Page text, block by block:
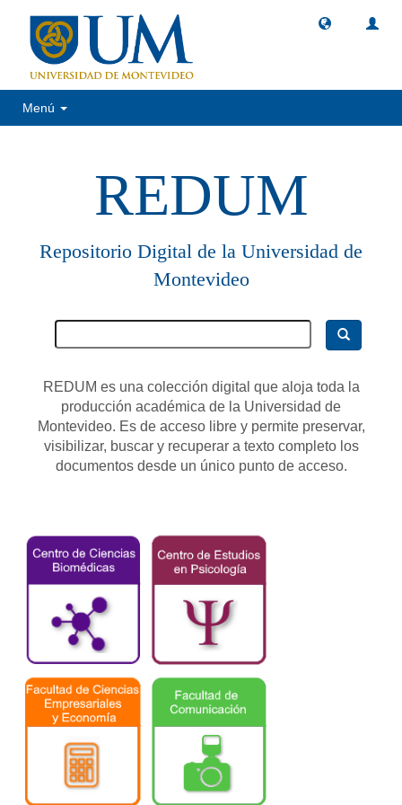
Menú
REDUM
Repositorio Digital de la Universidad de
Montevideo
REDUM es una colección digital que aloja toda la
producción académica de la Universidad de
Montevideo. Es de acceso libre y permite preservar,
visibilizar, buscar y recuperar a texto completo los
documentos desde un único punto de acceso.